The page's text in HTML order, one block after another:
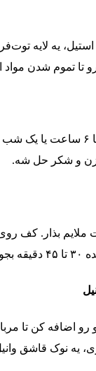
یه لایه
تا تموم شدن مواد
قابلمه رو به مدت ۴ تا ۶
و شکر حل شه.
بذار. کف روی
بشه.
رو اضافه کن تا
یه نوک قاشق